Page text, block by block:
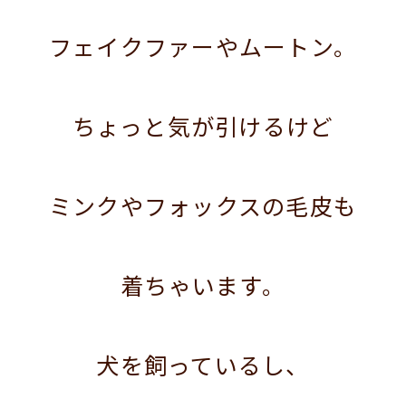
フェイクファーやムートン。
ちょっと気が引けるけど
ミンクやフォックスの毛皮も
着ちゃいます。
犬を飼っているし、